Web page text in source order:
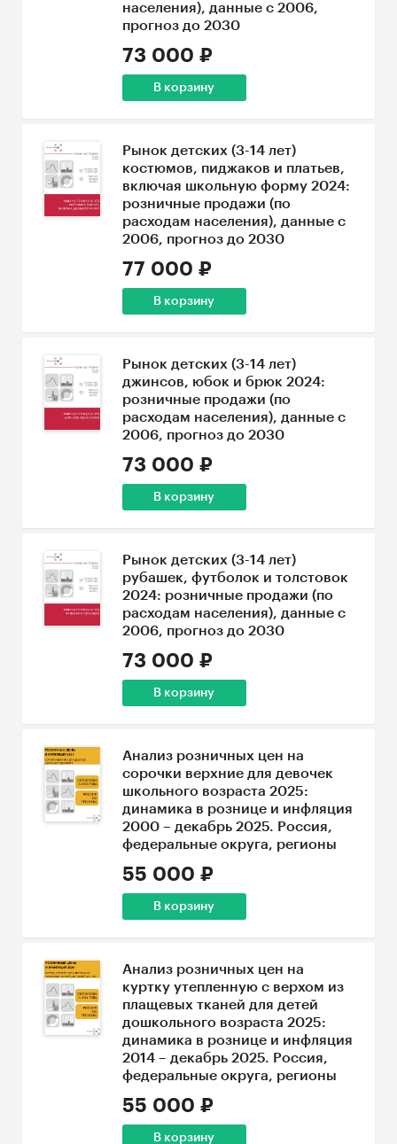
населения), данные с 2006,
прогноз до 2030
73 000 ₽
В корзину
Рынок детских (3-14 лет)
костюмов, пиджаков и платьев,
включая школьную форму 2024:
розничные продажи (по
расходам населения), данные с
2006, прогноз до 2030
77 000 ₽
В корзину
Рынок детских (3-14 лет)
джинсов, юбок и брюк 2024:
розничные продажи (по
расходам населения), данные с
2006, прогноз до 2030
73 000 ₽
В корзину
Рынок детских (3-14 лет)
рубашек, футболок и толстовок
2024: розничные продажи (по
расходам населения), данные с
2006, прогноз до 2030
73 000 ₽
В корзину
Анализ розничных цен на
сорочки верхние для девочек
школьного возраста 2025:
динамика в рознице и инфляция
2000 – декабрь 2025. Россия,
федеральные округа, регионы
55 000 ₽
В корзину
Анализ розничных цен на
куртку утепленную с верхом из
плащевых тканей для детей
дошкольного возраста 2025:
динамика в рознице и инфляция
2014 – декабрь 2025. Россия,
федеральные округа, регионы
55 000 ₽
В корзину